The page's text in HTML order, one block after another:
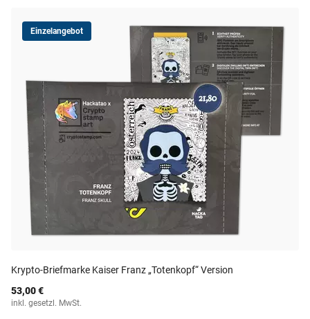
Einzelangebot
Krypto-Briefmarke Kaiser Franz „Totenkopf“ Version
53,00 €
inkl. gesetzl. MwSt.